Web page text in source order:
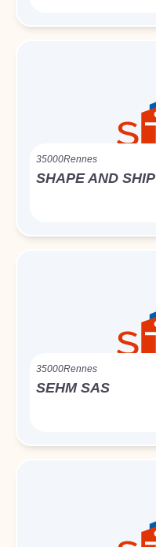
35000Rennes
SHAPE AND SHIP
35000Rennes
SEHM SAS